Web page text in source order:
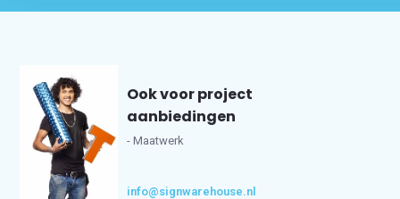
Ook voor project
aanbiedingen
- Maatwerk
info@signwarehouse.nl